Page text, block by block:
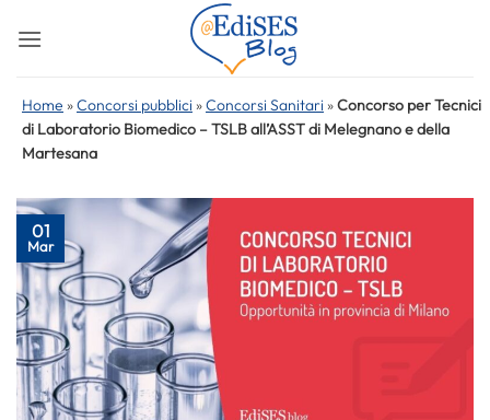
Home »Concorsi pubblici »Concorsi Sanitari »Concorso per Tecnici
di Laboratorio Biomedico – TSLB all’ASST di Melegnano e della
Martesana
01
Mar